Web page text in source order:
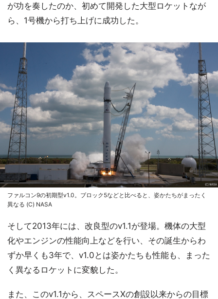
が功を奏したのか、初めて開発した大型ロケットなが
ら、1号機から打ち上げに成功した。
ファルコン9の初期型v1.0。ブロック5などと比べると、姿かたちがまったく
異なる (C) NASA
そして2013年には、改良型のv1.1が登場。機体の大型
化やエンジンの性能向上などを行い、その誕生からわ
ずか早くも3年で、v1.0とは姿かたちも性能も、まった
く異なるロケットに変貌した。
また、このv1.1から、スペースXの創設以来からの目標